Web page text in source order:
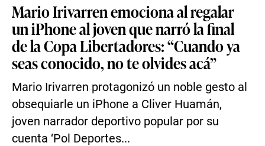
Mario Irivarren emociona al regalar
un iPhone al joven que narró la final
de la Copa Libertadores: “Cuando ya
seas conocido, no te olvides acá”
Mario Irivarren protagonizó un noble gesto al
obsequiarle un iPhone a Cliver Huamán,
joven narrador deportivo popular por su
cuenta ‘Pol Deportes...